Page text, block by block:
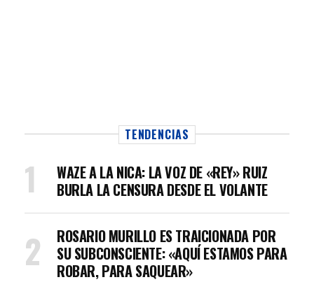
TENDENCIAS
WAZE A LA NICA: LA VOZ DE «REY» RUIZ
BURLA LA CENSURA DESDE EL VOLANTE
ROSARIO MURILLO ES TRAICIONADA POR
SU SUBCONSCIENTE: «AQUÍ ESTAMOS PARA
ROBAR, PARA SAQUEAR»